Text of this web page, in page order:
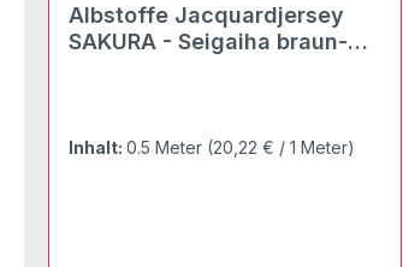
Albstoffe Jacquardjersey
SAKURA - Seigaiha braun-
Inhalt: 0.5 Meter (20,22 € / 1 Meter)